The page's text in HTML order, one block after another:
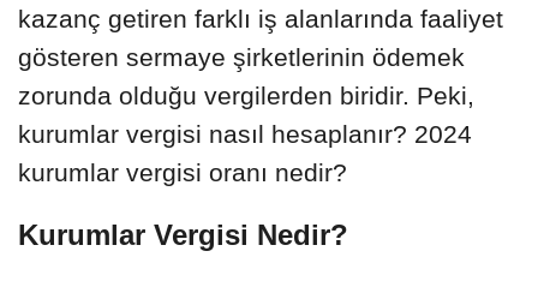
kazanç getiren farklı iş alanlarında faaliyet
gösteren sermaye şirketlerinin ödemek
zorunda olduğu vergilerden biridir. Peki,
kurumlar vergisi nasıl hesaplanır? 2024
kurumlar vergisi oranı nedir?
Kurumlar Vergisi Nedir?